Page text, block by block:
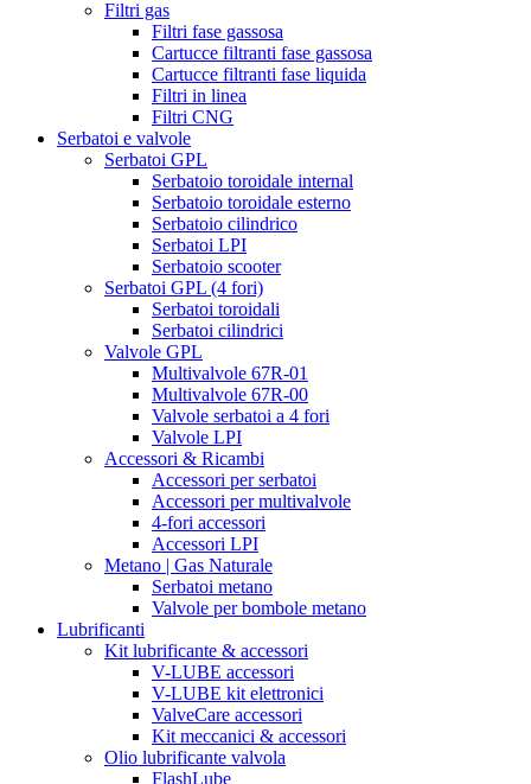
Filtri gas
Filtri fase gassosa
Cartucce filtranti fase gassosa
Cartucce filtranti fase liquida
Filtri in linea
Filtri CNG
Serbatoi e valvole
Serbatoi GPL
Serbatoio toroidale internal
Serbatoio toroidale esterno
Serbatoio cilindrico
Serbatoi LPI
Serbatoio scooter
Serbatoi GPL (4 fori)
Serbatoi toroidali
Serbatoi cilindrici
Valvole GPL
Multivalvole 67R-01
Multivalvole 67R-00
Valvole serbatoi a 4 fori
Valvole LPI
Accessori & Ricambi
Accessori per serbatoi
Accessori per multivalvole
4-fori accessori
Accessori LPI
Metano | Gas Naturale
Serbatoi metano
Valvole per bombole metano
Lubrificanti
Kit lubrificante & accessori
V-LUBE accessori
V-LUBE kit elettronici
ValveCare accessori
Kit meccanici & accessori
Olio lubrificante valvola
FlashLube